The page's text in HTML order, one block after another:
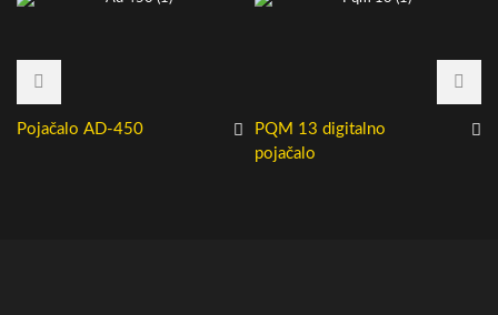
Pojačalo AD-450
PQM 13 digitalno
pojačalo